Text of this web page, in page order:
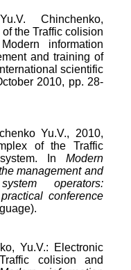
Yu.V. Chinchenko,
the Traffic colision
Modern information
and training of
scientific
2010, pp. 28-
Yu.V., 2010,
of the Traffic
In Modern
management and
operators:
conference
Yu.V.: Electronic
colision and